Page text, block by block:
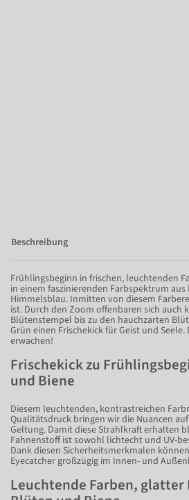
Beschreibung
Frühlingsbeginn in frischen, leuchtenden
in einem faszinierenden Farbspektrum
Himmelsblau. Inmitten von diesem
ist. Durch den Zoom offenbaren sich auch
Blütenstempel bis zu den hauchzarten
Grün einen Frischekick für Geist und
erwachen!
Frischekick zu
und Biene
Diesem leuchtenden, kontrastreichen
Qualitätsdruck bringen wir die Nuancen
Geltung. Damit diese Strahlkraft erhalten
Fahnenstoff ist sowohl lichtecht und UV-
Dank diesen Sicherheitsmerkmalen
Eyecatcher großzügig im Innen- und
Leuchtende Farben,